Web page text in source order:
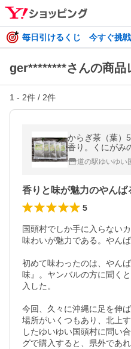
毎日引けるくじ 今すぐ挑戦
ger********さんの商品
1 - 2件 / 2件
からぎ茶（葉）
香り。くにがみ
道の駅ゆいゆい
香りと味が魅力のやんば
5
国頭村でしか手に入らない
味わいが魅力である。やん
初めて味わったのは、やん
味』。ヤンバルの方に聞く
入した。
今回、久々に沖縄に足を伸
場所がいくつもあり、北上
したゆいゆい国頭村に問い
グで購入すると、県外であ